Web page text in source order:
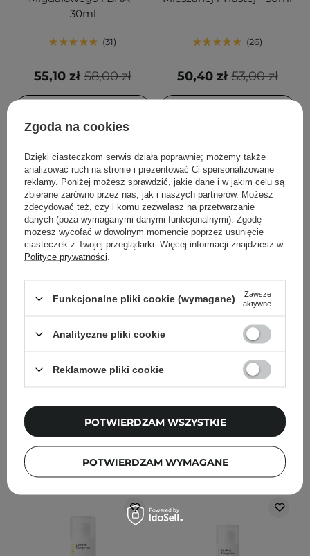
30ml
31
58,00 zł
55,10 zł
26
53,00 zł
50,40 zł
Melt - Balsam
DODAJ DO KOSZYKA
Geek & Gorgeous - Calm
Down - Delikatny
Eksfoliant do Cery
Wrażliwej z Kwasami 4%
14
DODAJ DO KOSZYKA
Zgoda na cookies
Dzięki ciasteczkom serwis działa poprawnie; możemy także
analizować ruch na stronie i prezentować Ci spersonalizowane
reklamy. Poniżej możesz sprawdzić, jakie dane i w jakim celu są
zbierane zarówno przez nas, jak i naszych partnerów. Możesz
zdecydować też, czy i komu zezwalasz na przetwarzanie
danych (poza wymaganymi danymi funkcjonalnymi). Zgodę
możesz wycofać w dowolnym momencie poprzez usunięcie
ciasteczek z Twojej przeglądarki. Więcej informacji znajdziesz w
Polityce prywatności
Funkcjonalne pliki cookie (wymagane)
Zawsze
aktywne
Analityczne pliki cookie
Reklamowe pliki cookie
POTWIERDZAM WYMAGANE
POTWIERDZAM WSZYSTKIE